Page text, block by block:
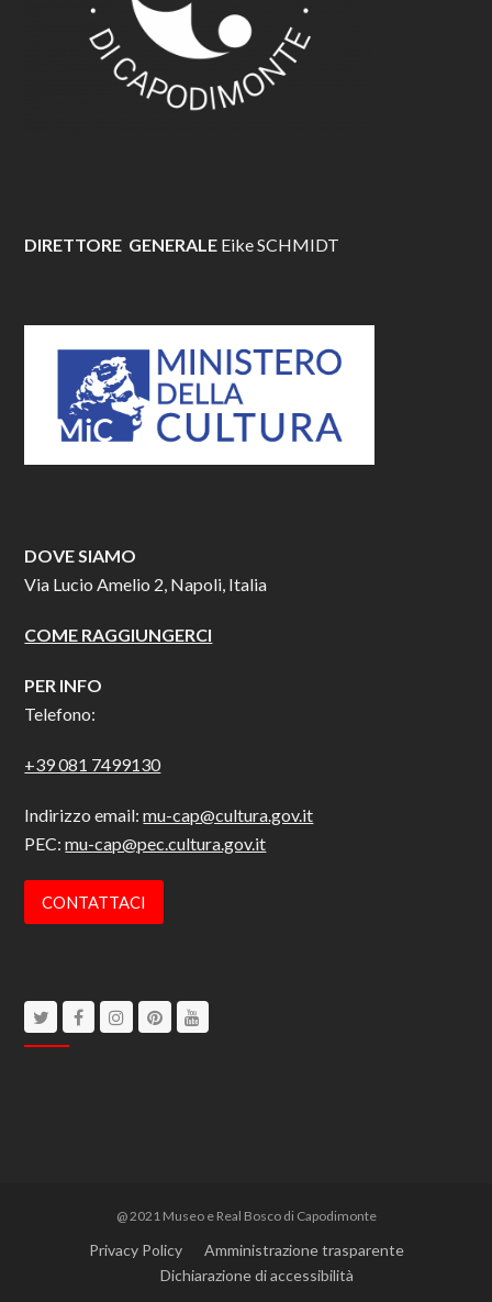
DIRETTORE GENERALE Eike SCHMIDT
DOVE SIAMO
Via Lucio Amelio 2, Napoli, Italia
COME RAGGIUNGERCI
PER INFO
Telefono:
+39 081 7499130
Indirizzo email:mu-cap@cultura.gov.it
PEC:mu-cap@pec.cultura.gov.it
CONTATTACI
TwitterFacebookInstagram
Pinterest
@ 2021 Museo e Real Bosco di Capodimonte
Privacy Policy
Amministrazione trasparente
Dichiarazione di accessibilità